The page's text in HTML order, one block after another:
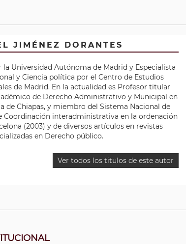
JIMÉNEZ DORANTES
Universidad Autónoma de Madrid y Especialista
y Ciencia política por el Centro de Estudios
de Madrid. En la actualidad es Profesor titular
de Derecho Administrativo y Municipal en
de Chiapas, y miembro del Sistema Nacional de
Coordinación interadministrativa en la ordenación
(2003) y de diversos artículos en revistas
en Derecho público.
Ver todos los titulos de este autor